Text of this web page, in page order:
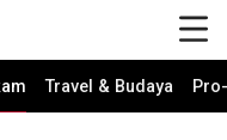
Travel & Budaya